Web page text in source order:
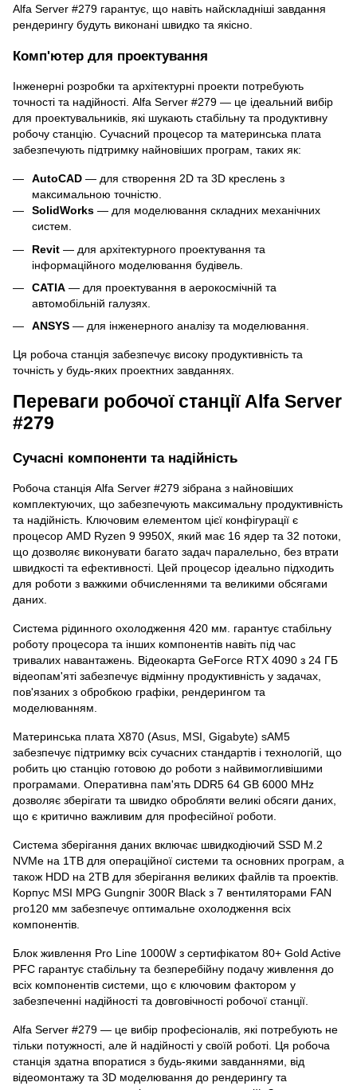
Alfa Server #279 гарантує, що навіть найскладніші завдання
рендерингу будуть виконані швидко та якісно.
Комп'ютер для проектування
Інженерні розробки та архітектурні проекти потребують
точності та надійності. Alfa Server #279 — це ідеальний вибір
для проектувальників, які шукають стабільну та продуктивну
робочу станцію. Сучасний процесор та материнська плата
забезпечують підтримку найновіших програм, таких як:
AutoCAD — для створення 2D та 3D креслень з
максимальною точністю.
SolidWorks — для моделювання складних механічних
систем.
Revit — для архітектурного проектування та
інформаційного моделювання будівель.
CATIA — для проектування в аерокосмічній та
автомобільній галузях.
ANSYS — для інженерного аналізу та моделювання.
Ця робоча станція забезпечує високу продуктивність та
точність у будь-яких проектних завданнях.
Переваги робочої станції Alfa Server
#279
Сучасні компоненти та надійність
Робоча станція Alfa Server #279 зібрана з найновіших
комплектуючих, що забезпечують максимальну продуктивність
та надійність. Ключовим елементом цієї конфігурації є
процесор AMD Ryzen 9 9950X, який має 16 ядер та 32 потоки,
що дозволяє виконувати багато задач паралельно, без втрати
швидкості та ефективності. Цей процесор ідеально підходить
для роботи з важкими обчисленнями та великими обсягами
даних.
Система рідинного охолодження 420 мм. гарантує стабільну
роботу процесора та інших компонентів навіть під час
тривалих навантажень. Відеокарта GeForce RTX 4090 з 24 ГБ
відеопам'яті забезпечує відмінну продуктивність у задачах,
пов'язаних з обробкою графіки, рендерингом та
моделюванням.
Материнська плата X870 (Asus, MSI, Gigabyte) sAM5
забезпечує підтримку всіх сучасних стандартів і технологій, що
робить цю станцію готовою до роботи з найвимогливішими
програмами. Оперативна пам'ять DDR5 64 GB 6000 MHz
дозволяє зберігати та швидко обробляти великі обсяги даних,
що є критично важливим для професійної роботи.
Система зберігання даних включає швидкодіючий SSD M.2
NVMe на 1TB для операційної системи та основних програм, а
також HDD на 2TB для зберігання великих файлів та проектів.
Корпус MSI MPG Gungnir 300R Black з 7 вентиляторами FAN
pro120 мм забезпечує оптимальне охолодження всіх
компонентів.
Блок живлення Pro Line 1000W з сертифікатом 80+ Gold Active
PFC гарантує стабільну та безперебійну подачу живлення до
всіх компонентів системи, що є ключовим фактором у
забезпеченні надійності та довговічності робочої станції.
Alfa Server #279 — це вибір професіоналів, які потребують не
тільки потужності, але й надійності у своїй роботі. Ця робоча
станція здатна впоратися з будь-якими завданнями, від
відеомонтажу та 3D моделювання до рендерингу та